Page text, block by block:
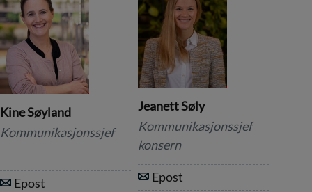
Kine Søyland
Kommunikasjonssjef
Epost
Jeanett Søly
Kommunikasjonssjef
konsern
Epost